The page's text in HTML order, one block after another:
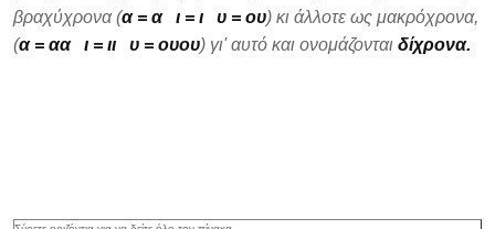
βραχύχρονα (α = α ι = ι υ = ου) κι άλλοτε ως μακρόχρονα,
(α = αα ι = ιι υ = ουου) γι' αυτό και ονομάζονται δίχρονα.